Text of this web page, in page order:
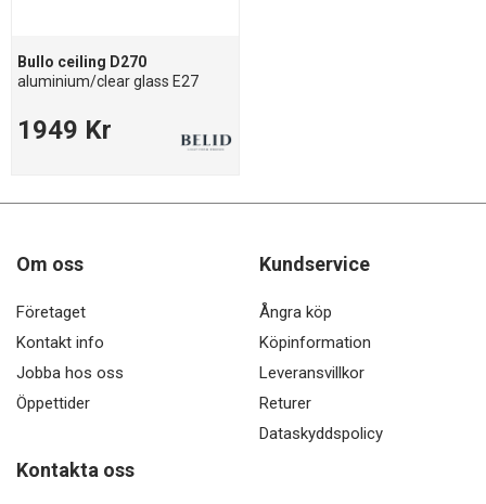
Bullo ceiling D270
aluminium/clear glass E27
1949 Kr
Om oss
Företaget
Kontakt info
Jobba hos oss
Öppettider
Kundservice
Ångra köp
Köpinformation
Leveransvillkor
Returer
Dataskyddspolicy
Kontakta oss